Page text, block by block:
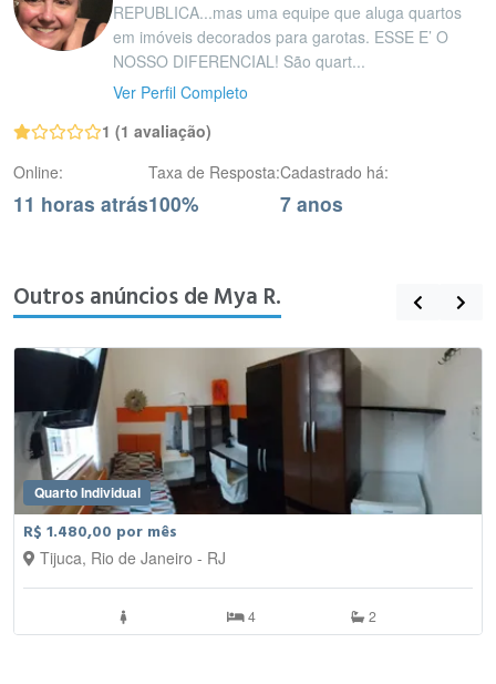
REPUBLICA...mas uma equipe que aluga quartos
em imóveis decorados para garotas. ESSE E’ O
NOSSO DIFERENCIAL! São quart...
Ver Perfil Completo
1 (1 avaliação)
Online:
11 horas atrás
Taxa de Resposta:
100%
Cadastrado há:
7 anos
Outros anúncios de Mya R.
Quarto Individual
R$ 1.480,00 por mês
Tijuca, Rio de Janeiro - RJ
4 2